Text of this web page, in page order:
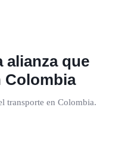
alianza que
Colombia
transporte en Colombia.